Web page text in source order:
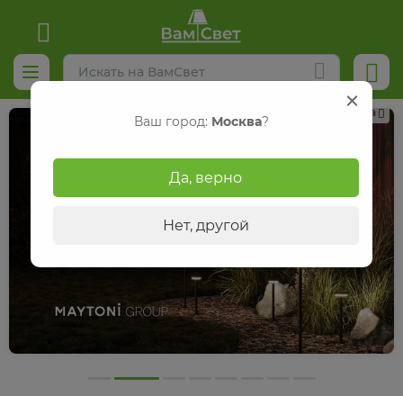
Реклама
Ваш город: Москва?
Да, верно
Нет, другой